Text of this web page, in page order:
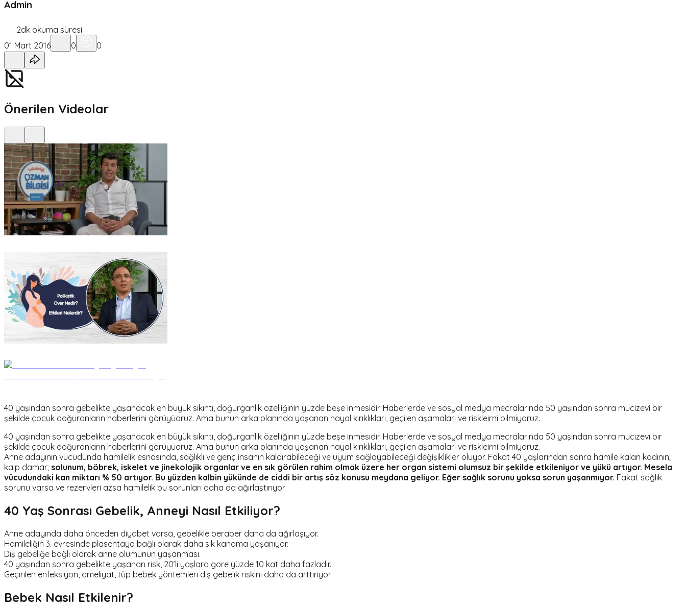
Admin
2dk okuma süresi
01 Mart 2016
0 0
Önerilen Videolar
40 yaşından sonra gebelikte yaşanacak en büyük sıkıntı, doğurganlık özelliğinin yüzde beşe inmesidir. Haberlerde ve sosyal medya mecralarında 50 yaşından sonra mucizevi bir
şekilde çocuk doğuranların haberlerini görüyüoruz. Ama bunun arka planında yaşanan hayal kırıklıkları, geçilen aşamaları ve riskleirni bilmiyoruz.
40 yaşından sonra gebelikte yaşanacak en büyük sıkıntı, doğurganlık özelliğinin yüzde beşe inmesidir. Haberlerde ve sosyal medya mecralarında 50 yaşından sonra mucizevi bir
şekilde çocuk doğuranların haberlerini görüyüoruz. Ama bunun arka planında yaşanan hayal kırıklıkları, geçilen aşamaları ve riskleirni bilmiyoruz.
Anne adayının vücudunda hamilelik esnasında, sağlıklı ve genç insanın kaldırabileceği ve uyum sağlayabileceği değişiklikler oluyor. Fakat 40 yaşlarından sonra hamile kalan kadının;
kalp damar, solunum, böbrek, iskelet ve jinekolojik organlar ve en sık görülen rahim olmak üzere her organ sistemi olumsuz bir şekilde etkileniyor ve yükü artıyor. Mesela
vücudundaki kan miktarı % 50 artıyor. Bu yüzden kalbin yükünde de ciddi bir artış söz konusu meydana geliyor. Eğer sağlık sorunu yoksa sorun yaşanmıyor. Fakat sağlık
sorunu varsa ve rezervleri azsa hamilelik bu sorunları daha da ağırlaştırıyor.
40 Yaş Sonrası Gebelik, Anneyi Nasıl Etkiliyor?
Anne adayında daha önceden diyabet varsa, gebelikle beraber daha da ağırlaşıyor.
Hamileliğin 3. evresinde plasentaya bağlı olarak daha sık kanama yaşanıyor.
Dış gebeliğe bağlı olarak anne ölümünün yaşanması.
40 yaşından sonra gebelikte yaşanan risk, 20’li yaşlara gore yüzde 10 kat daha fazladır.
Geçirilen enfeksiyon, ameliyat, tüp bebek yöntemleri dış gebelik riskini daha da arttırıyor.
Bebek Nasıl Etkilenir?